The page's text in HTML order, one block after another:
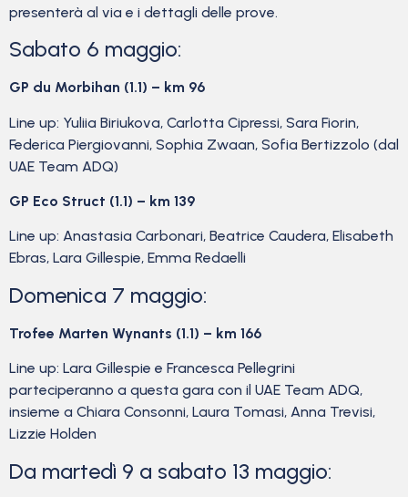
presenterà al via e i dettagli delle prove.
Sabato 6 maggio:
GP du Morbihan (1.1) – km 96
Line up: Yuliia Biriukova, Carlotta Cipressi, Sara Fiorin,
Federica Piergiovanni, Sophia Zwaan, Sofia Bertizzolo (dal
UAE Team ADQ)
GP Eco Struct (1.1) – km 139
Line up: Anastasia Carbonari, Beatrice Caudera, Elisabeth
Ebras, Lara Gillespie, Emma Redaelli
Domenica 7 maggio:
Trofee Marten Wynants (1.1) – km 166
Line up: Lara Gillespie e Francesca Pellegrini
parteciperanno a questa gara con il UAE Team ADQ,
insieme a Chiara Consonni, Laura Tomasi, Anna Trevisi,
Lizzie Holden
Da martedì 9 a sabato 13 maggio: